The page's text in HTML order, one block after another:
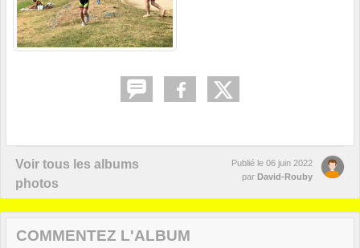
Voir tous les albums
photos
Publié le 06 juin 2022
par David-Rouby
COMMENTEZ L'ALBUM